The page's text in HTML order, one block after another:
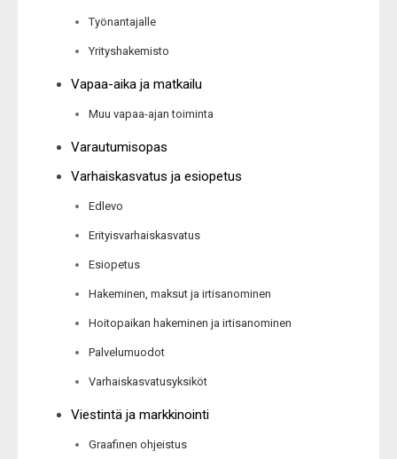
Työnantajalle
Yrityshakemisto
Vapaa-aika ja matkailu
Muu vapaa-ajan toiminta
Varautumisopas
Varhaiskasvatus ja esiopetus
Edlevo
Erityisvarhaiskasvatus
Esiopetus
Hakeminen, maksut ja irtisanominen
Hoitopaikan hakeminen ja irtisanominen
Palvelumuodot
Varhaiskasvatusyksiköt
Viestintä ja markkinointi
Graafinen ohjeistus